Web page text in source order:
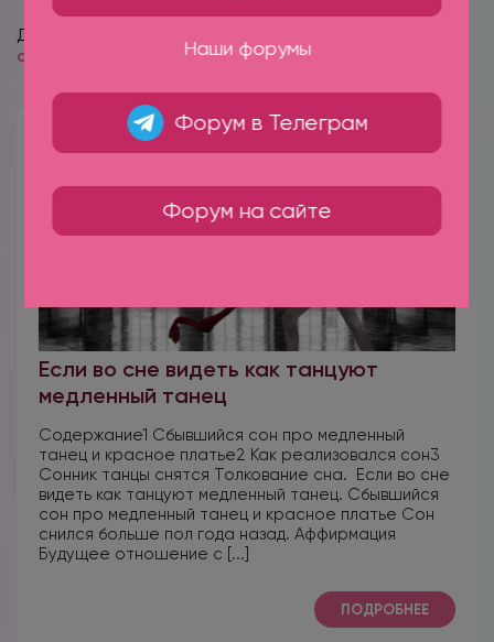
Для отправки комментария вам необходимо
авторизоваться
Если во сне видеть как танцуют
медленный танец
Содержание1 Сбывшийся сон про медленный
танец и красное платье2 Как реализовался сон3
Сонник танцы снятся Толкование сна. Если во сне
видеть как танцуют медленный танец. Сбывшийся
сон про медленный танец и красное платье Сон
снился больше пол года назад. Аффирмация
Будущее отношение с [...]
ПОДРОБНЕЕ
Наши форумы
Форум в Телеграм
Форум на сайте